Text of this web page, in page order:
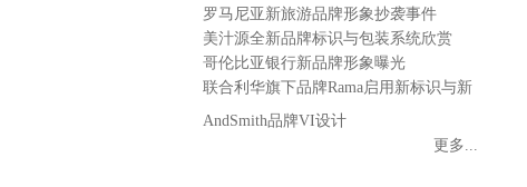
罗马尼亚新旅游品牌形象抄袭事件
美汁源全新品牌标识与包装系统欣赏
哥伦比亚银行新品牌形象曝光
联合利华旗下品牌Rama启用新标识与新
AndSmith品牌VI设计
更多...